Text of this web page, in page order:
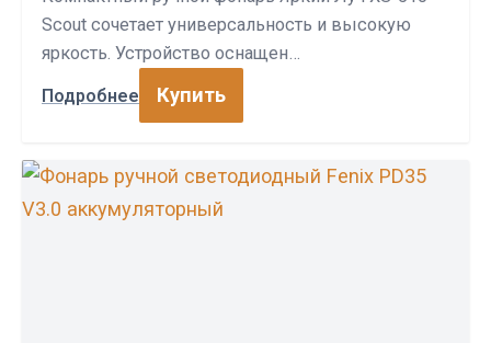
Scout сочетает универсальность и высокую
яркость. Устройство оснащен…
Подробнее Купить